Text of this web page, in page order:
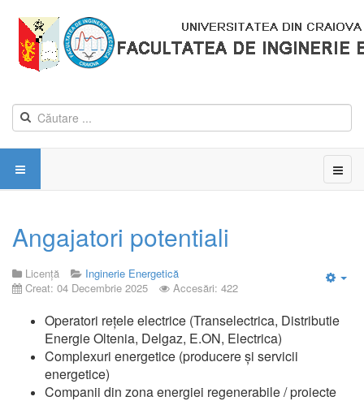
Angajatori potentiali
Licență
Inginerie Energetică
Creat: 04 Decembrie 2025
Accesări: 422
Operatori rețele electrice (Transelectrica, Distributie
Energie Oltenia, Delgaz, E.ON, Electrica)
Complexuri energetice (producere și servicii
energetice)
Companii din zona energiei regenerabile / proiecte